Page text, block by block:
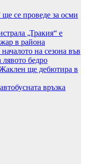
се проведе за осми
„Тракия“ е
в района
на сезона във
бедро
ще дебютира в
връзка